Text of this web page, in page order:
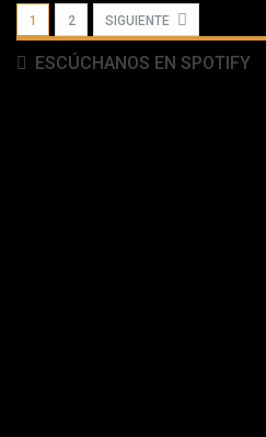
1 2 SIGUIENTE
ESCÚCHANOS EN SPOTIFY